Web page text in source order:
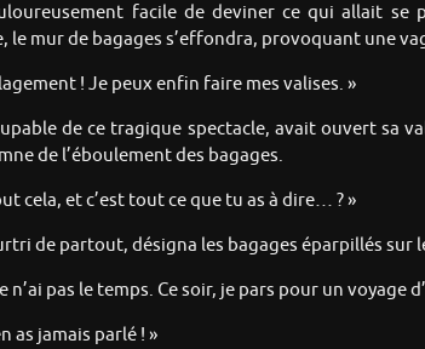
facile de deviner ce qui allait se
le mur de bagages s’effondra, provoquant une
! Je peux enfin faire mes valises. »
de ce tragique spectacle, avait ouvert sa
de l’éboulement des bagages.
cela, et c’est tout ce que tu as à dire… ? »
de partout, désigna les bagages éparpillés sur
n’ai pas le temps. Ce soir, je pars pour un voyage
as jamais parlé ! »